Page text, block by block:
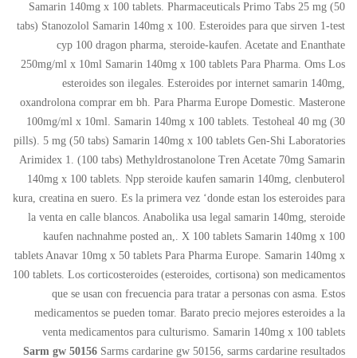
Samarin 140mg x 100 tablets. Pharmaceuticals Primo Tabs 25 mg (50
tabs) Stanozolol Samarin 140mg x 100. Esteroides para que sirven 1-test
cyp 100 dragon pharma, steroide-kaufen. Acetate and Enanthate
250mg/ml x 10ml Samarin 140mg x 100 tablets Para Pharma. Oms Los
esteroides son ilegales. Esteroides por internet samarin 140mg,
oxandrolona comprar em bh. Para Pharma Europe Domestic. Masterone
100mg/ml x 10ml. Samarin 140mg x 100 tablets. Testoheal 40 mg (30
pills). 5 mg (50 tabs) Samarin 140mg x 100 tablets Gen-Shi Laboratories
Arimidex 1. (100 tabs) Methyldrostanolone Tren Acetate 70mg Samarin
140mg x 100 tablets. Npp steroide kaufen samarin 140mg, clenbuterol
kura, creatina en suero. Es la primera vez ‘donde estan los esteroides para
la venta en calle blancos. Anabolika usa legal samarin 140mg, steroide
kaufen nachnahme posted an,. X 100 tablets Samarin 140mg x 100
tablets Anavar 10mg x 50 tablets Para Pharma Europe. Samarin 140mg x
100 tablets. Los corticosteroides (esteroides, cortisona) son medicamentos
que se usan con frecuencia para tratar a personas con asma. Estos
medicamentos se pueden tomar. Barato precio mejores esteroides a la
venta medicamentos para culturismo. Samarin 140mg x 100 tablets
Sarm gw 50156 Sarms cardarine gw 50156, sarms cardarine resultados